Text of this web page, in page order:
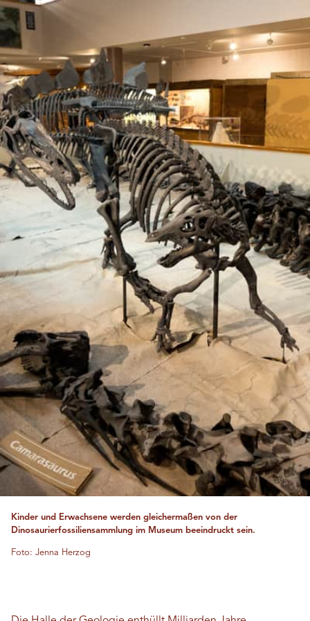
Kinder und Erwachsene werden gleichermaßen von der
Dinosaurierfossiliensammlung im Museum beeindruckt sein.
Foto: Jenna Herzog